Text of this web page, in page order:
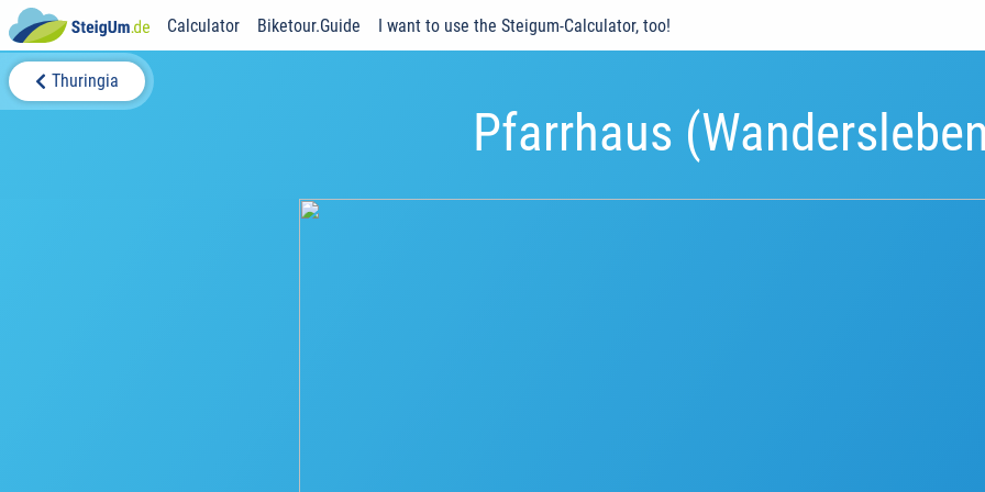
Calculator Biketour.Guide I want to use the Steigum-Calculator, too!
Thuringia
Pfarrhaus